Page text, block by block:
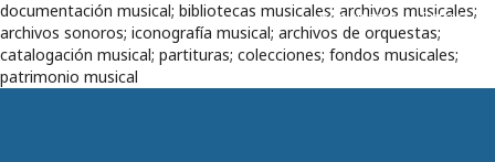
documentación musical; bibliotecas musicales; archivos musicales;
archivos sonoros; iconografía musical; archivos de orquestas;
catalogación musical; partituras; colecciones; fondos musicales;
patrimonio musical
Registrarse Entrar